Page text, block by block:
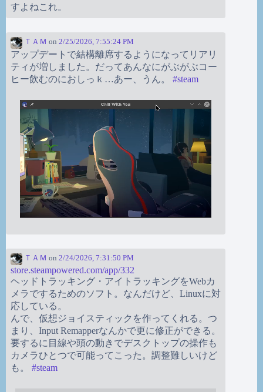
すよねこれ。
ＴＡＭ on 2/25/2026, 7:55:24 PM
アップデートで結構離席するようになってリアリ
ティが増しました。だってあんなにがぶがぶコー
ヒー飲むのにおしっｋ…あー、うん。 #steam
ＴＡＭ on 2/24/2026, 7:31:50 PM
store.steampowered.com/app/332
ヘッドトラッキング・アイトラッキングをWebカ
メラでするためのソフト。なんだけど、Linuxに対
応している。
んで、仮想ジョイスティックを作ってくれる。つ
まり、Input Remapperなんかで更に修正ができる。
要するに目線や頭の動きでデスクトップの操作も
カメラひとつで可能ってこった。調整難しいけど
も。 #steam